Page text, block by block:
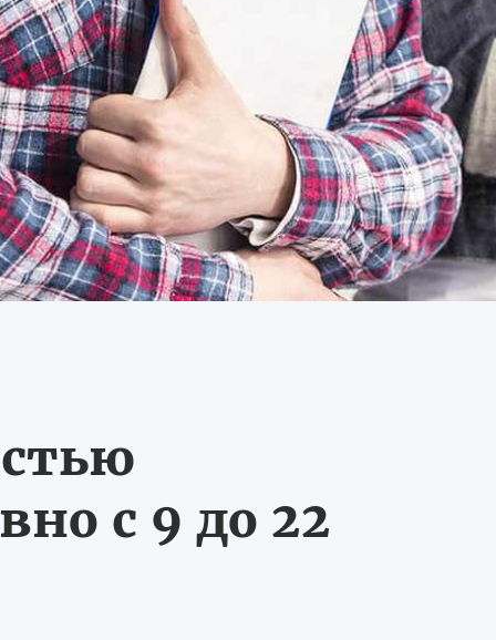
с 9 до 22